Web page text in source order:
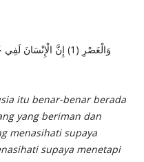
itu benar-benar berada
yang beriman dan
menasihati supaya
supaya menetapi